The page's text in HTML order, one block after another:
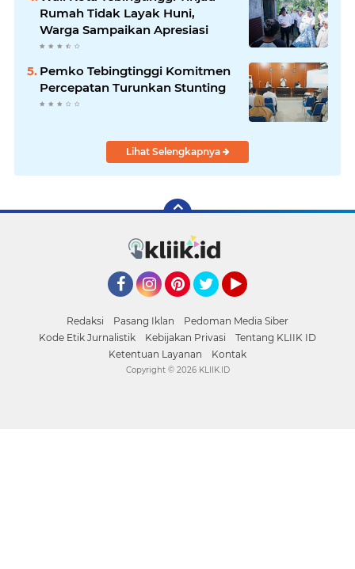
Rumah Tidak Layak Huni,
Warga Sampaikan Apresiasi
Pemko Tebingtinggi Komitmen
Percepatan Turunkan Stunting
Lihat Selengkapnya
Redaksi Pasang Iklan
Pedoman Media Siber
Kode Etik Jurnalistik
Kebijakan Privasi
Tentang KLIIK ID
Ketentuan Layanan
Kontak
Copyright © 2026 KLIIK.ID